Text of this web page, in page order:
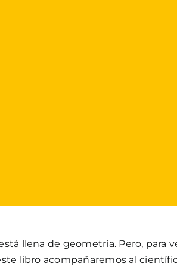
llena de geometría. Pero, para
libro acompañaremos al